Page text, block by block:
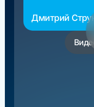
Дмитрий
основатель
Видео